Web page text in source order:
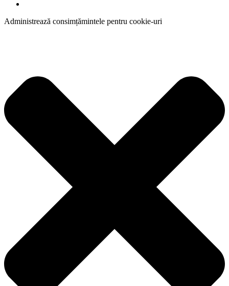
Administrează consimțămintele pentru cookie-uri